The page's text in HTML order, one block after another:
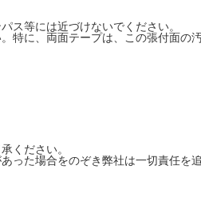
ス等には近づけないでください。
特に、両面テープは、この張付面の
ください。
た場合をのぞき弊社は一切責任を